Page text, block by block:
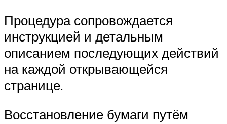
Процедура сопровождается
инструкцией и детальным
описанием последующих действий
на каждой открывающейся
странице.
Восстановление бумаги путём